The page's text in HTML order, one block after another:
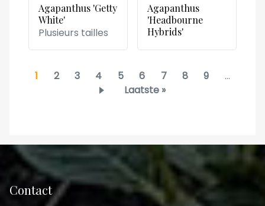
Agapanthus 'Getty
White'
Plusieurs tailles
Agapanthus
'Headbourne
Hybrids'
Pagination
Page
1 Page
2 Page
3 Page
4 Page
5 Page
6 Page
7 Page
8 Page
9
…
Dernière
Laatste »
Contact